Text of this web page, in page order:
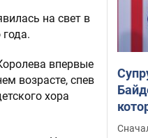
на свет в
впервые
возрасте, спев
хора